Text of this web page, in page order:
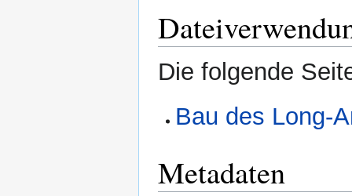
Die folgende
Bau des Long-
Metadaten